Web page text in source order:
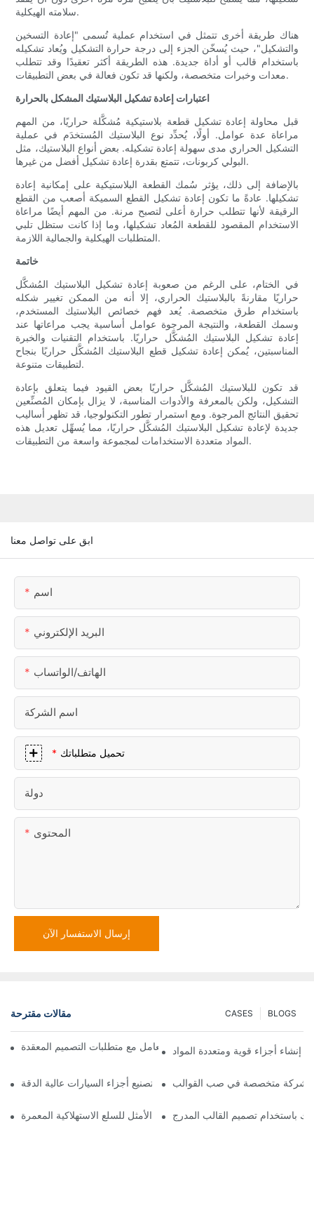
سلامته الهيكلية.
هناك طريقة أخرى تتمثل في استخدام عملية تُسمى "إعادة التسخين
والتشكيل"، حيث يُسخّن الجزء إلى درجة حرارة التشكيل ويُعاد تشكيله
باستخدام قالب أو أداة جديدة. هذه الطريقة أكثر تعقيدًا وقد تتطلب
معدات وخبرات متخصصة، ولكنها قد تكون فعالة في بعض التطبيقات.
اعتبارات إعادة تشكيل البلاستيك المشكل بالحرارة
قبل محاولة إعادة تشكيل قطعة بلاستيكية مُشكَّلة حراريًا، من المهم
مراعاة عدة عوامل. أولًا، يُحدِّد نوع البلاستيك المُستخدَم في عملية
التشكيل الحراري مدى سهولة إعادة تشكيله. بعض أنواع البلاستيك، مثل
البولي كربونات، تتمتع بقدرة إعادة تشكيل أفضل من غيرها.
بالإضافة إلى ذلك، يؤثر سُمك القطعة البلاستيكية على إمكانية إعادة
تشكيلها. عادةً ما تكون إعادة تشكيل القطع السميكة أصعب من القطع
الرقيقة لأنها تتطلب حرارة أعلى لتصبح مرنة. من المهم أيضًا مراعاة
الاستخدام المقصود للقطعة المُعاد تشكيلها، وما إذا كانت ستظل تلبي
المتطلبات الهيكلية والجمالية اللازمة.
خاتمة
في الختام، على الرغم من صعوبة إعادة تشكيل البلاستيك المُشكَّل
حراريًا مقارنةً بالبلاستيك الحراري، إلا أنه من الممكن تغيير شكله
باستخدام طرق متخصصة. يُعد فهم خصائص البلاستيك المستخدم،
وسمك القطعة، والنتيجة المرجوة عوامل أساسية يجب مراعاتها عند
إعادة تشكيل البلاستيك المُشكَّل حراريًا. باستخدام التقنيات والخبرة
المناسبتين، يُمكن إعادة تشكيل قطع البلاستيك المُشكَّل حراريًا بنجاح
لتطبيقات متنوعة.
قد تكون للبلاستيك المُشكَّل حراريًا بعض القيود فيما يتعلق بإعادة
التشكيل، ولكن بالمعرفة والأدوات المناسبة، لا يزال بإمكان المُصنِّعين
تحقيق النتائج المرجوة. ومع استمرار تطور التكنولوجيا، قد تظهر أساليب
جديدة لإعادة تشكيل البلاستيك المُشكَّل حراريًا، مما يُسهِّل تعديل هذه
المواد متعددة الاستخدامات لمجموعة واسعة من التطبيقات.
ابق على تواصل معنا
اسم
البريد الإلكتروني
الهاتف/الواتساب
اسم الشركة
تحميل متطلباتك
دولة
المحتوى
إرسال الاستفسار الآن
مقالات مقترحة BLOGS
CASES
كيف يمكن لشركات صب القوالب التعامل مع متطلبات التصميم المعقدة
أجزاء قوية ومتعددة المواد
استخدام قوالب الإدخال البلاستيكية في تصنيع أجزاء السيارات عالية الدقة
شركة متخصصة في صب القوالب
خدمات صب القوالب: لماذا تُعد الخيار الأمثل للسلع الاستهلاكية المعمرة
باستخدام تصميم القالب المدرج